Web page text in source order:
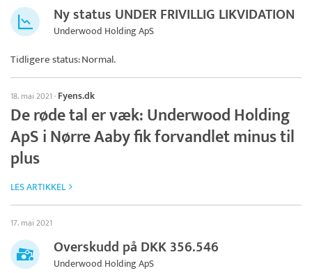
Ny status UNDER FRIVILLIG LIKVIDATION
Underwood Holding ApS
Tidligere status: Normal.
18. mai 2021· Fyens.dk
De røde tal er væk: Underwood Holding
ApS i Nørre Aaby fik forvandlet minus til
plus
LES ARTIKKEL
17. mai 2021
Overskudd på DKK 356.546
Underwood Holding ApS